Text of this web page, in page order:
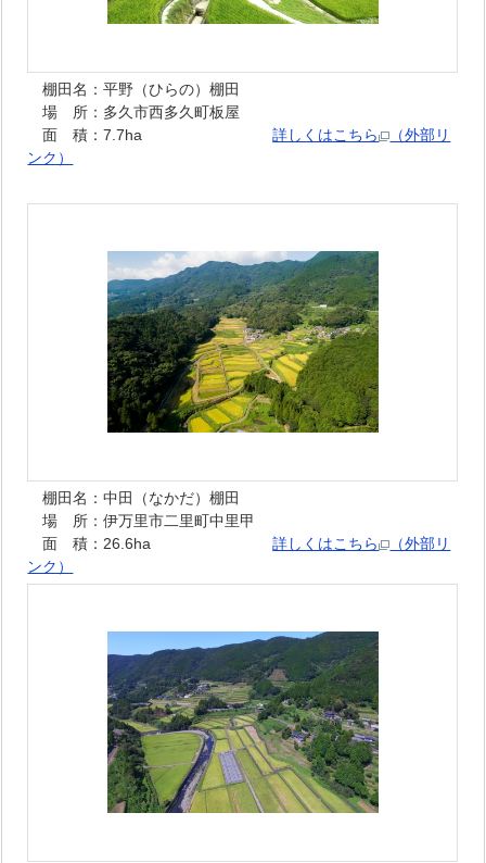
棚田名：平野（ひらの）棚田
場 所：多久市西多久町板屋
面 積：7.7ha詳しくはこちら
（外部リ
ンク）
棚田名：中田（なかだ）棚田
場 所：伊万里市二里町中里甲
面 積：26.6ha詳しくはこちら
（外部リ
ンク）